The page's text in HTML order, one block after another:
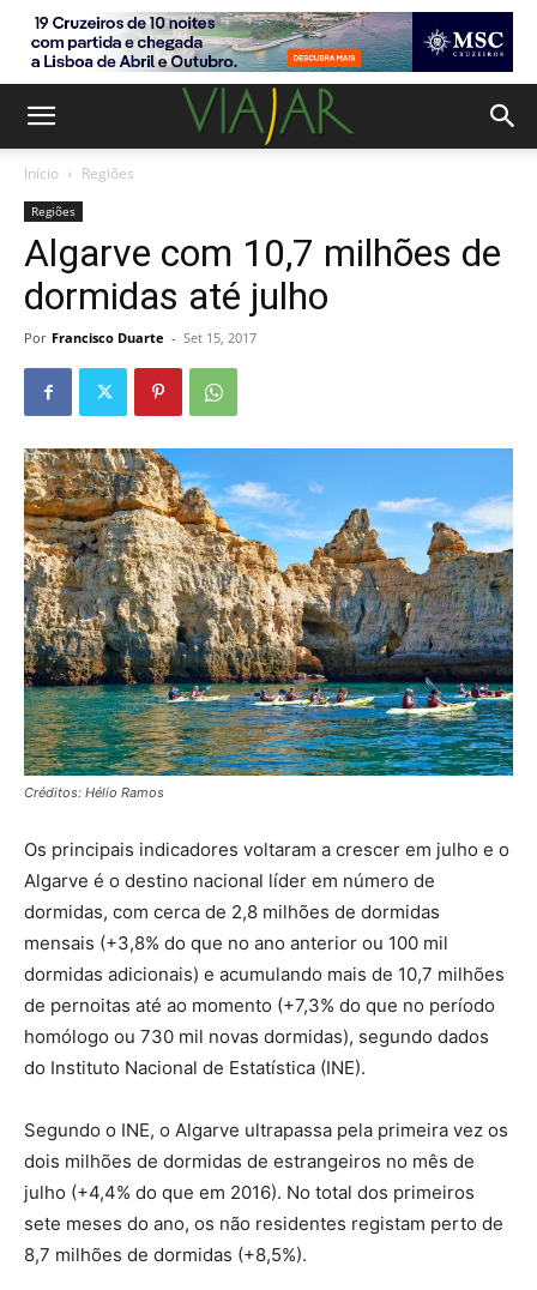
Início Regiões
Regiões
Algarve com 10,7 milhões de
dormidas até julho
Por Francisco Duarte - Set 15, 2017
Créditos: Hélio Ramos
Os principais indicadores voltaram a crescer em julho e o
Algarve é o destino nacional líder em número de
dormidas, com cerca de 2,8 milhões de dormidas
mensais (+3,8% do que no ano anterior ou 100 mil
dormidas adicionais) e acumulando mais de 10,7 milhões
de pernoitas até ao momento (+7,3% do que no período
homólogo ou 730 mil novas dormidas), segundo dados
do Instituto Nacional de Estatística (INE).
Segundo o INE, o Algarve ultrapassa pela primeira vez os
dois milhões de dormidas de estrangeiros no mês de
julho (+4,4% do que em 2016). No total dos primeiros
sete meses do ano, os não residentes registam perto de
8,7 milhões de dormidas (+8,5%).